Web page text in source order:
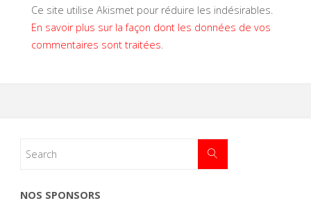
Ce site utilise Akismet pour réduire les indésirables.
En savoir plus sur la façon dont les données de vos
commentaires sont traitées.
NOS SPONSORS